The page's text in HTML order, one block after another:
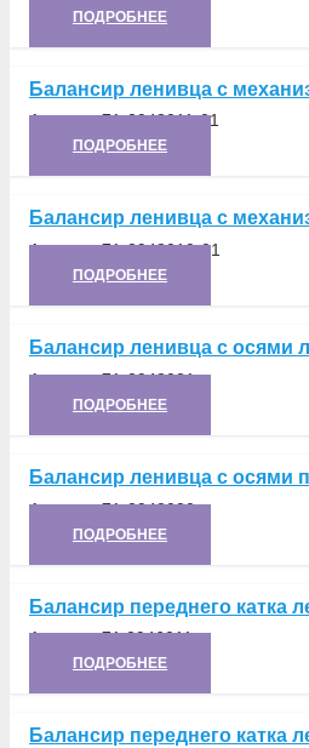
ПОДРОБНЕЕ
Балансир ленивца с
Артикул:71-2948011-01
ПОДРОБНЕЕ
Балансир ленивца с
Артикул:71-2948010-01
ПОДРОБНЕЕ
Балансир ленивца с осями
Артикул:71-2948021
ПОДРОБНЕЕ
Балансир ленивца с осями
Артикул:71-2948020
ПОДРОБНЕЕ
Балансир переднего катка
Артикул:71.2946011
ПОДРОБНЕЕ
Балансир переднего катка